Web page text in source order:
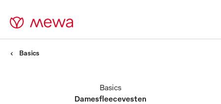
Basics
Damesfleecevesten
Basics